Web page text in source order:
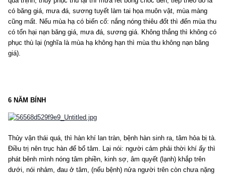
có băng giá, mưa đá, sương tuyết làm tai họa muôn vật, mùa màng
cũng mất. Nếu mùa hạ có biến cố: nắng nóng thiêu đốt thì đến mùa thu
có tổn hại nạn băng giá, mưa đá, sương giá. Không thắng thì không có
phục thù lại (nghĩa là mùa hạ không hạn thì mùa thu không nạn băng
giá).
6 NĂM BÍNH
Thủy vận thái quá, thì hàn khí lan tràn, bệnh hàn sinh ra, tâm hỏa bị tà.
Điều trị nên trục hàn để bổ tâm. Lại nói: người cảm phải thời khí ấy thì
phát bênh mình nóng tâm phiền, kinh sợ, âm quyết (lạnh) khắp trên
dưới, nói nhảm, đau ở tâm, (nếu bệnh) nửa người trên còn chưa nặng